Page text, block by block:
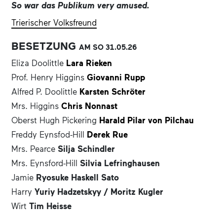
So war das Publikum very amused.
Trierischer Volksfreund
BESETZUNGAM SO31.05.26
Eliza Doolittle Lara Rieken
Prof. Henry Higgins Giovanni Rupp
Alfred P. Doolittle Karsten Schröter
Mrs. Higgins Chris Nonnast
Oberst Hugh Pickering Harald Pilar von Pilchau
Freddy Eynsfod-Hill
Derek Rue
Mrs. Pearce Silja Schindler
Mrs. Eynsford-Hill
Silvia Lefringhausen
Jamie Ryosuke Haskell Sato
Harry Yuriy Hadzetskyy / Moritz Kugler
Wirt Tim Heisse